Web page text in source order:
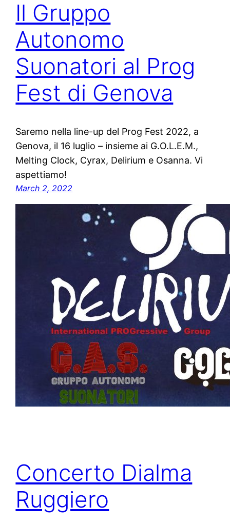
Il Gruppo
Autonomo
Suonatori al Prog
Fest di Genova
Saremo nella line-up del Prog Fest 2022, a
Genova, il 16 luglio – insieme ai G.O.L.E.M.,
Melting Clock, Cyrax, Delirium e Osanna. Vi
aspettiamo!
March 2, 2022
Concerto Dialma
Ruggiero